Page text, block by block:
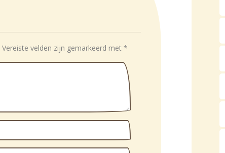
Vereiste velden zijn gemarkeerd met *